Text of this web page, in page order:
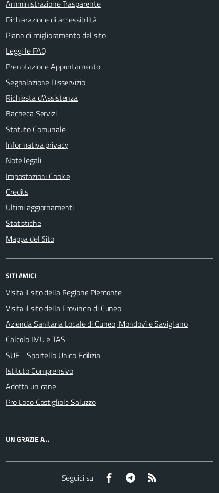
Amministrazione Trasparente
Dichiarazione di accessibilità
Piano di miglioramento del sito
Leggi le FAQ
Prenotazione Appuntamento
Segnalazione Disservizio
Richiesta d'Assistenza
Bacheca Servizi
Statuto Comunale
Informativa privacy
Note legali
Impostazioni Cookie
Credits
Ultimi aggiornamenti
Statistiche
Mappa del Sito
SITI AMICI
Visita il sito della Regione Piemonte
Visita il sito della Provincia di Cuneo
Azienda Sanitaria Locale di Cuneo, Mondovì e Savigliano
Calcolo IMU e TASI
SUE - Sportello Unico Edilizia
Istituto Comprensivo
Adotta un cane
Pro Loco Costigliole Saluzzo
UN GRAZIE A...
Seguici su Facebook Telegram